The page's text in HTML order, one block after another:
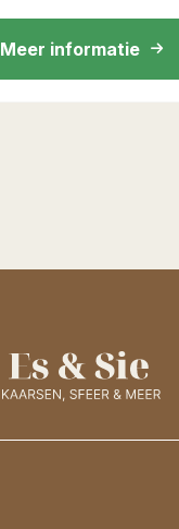
Meer informatie